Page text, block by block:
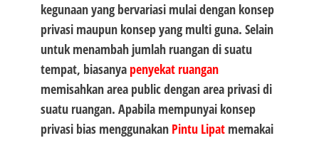
kegunaan yang bervariasi mulai dengan konsep
privasi maupun konsep yang multi guna. Selain
untuk menambah jumlah ruangan di suatu
tempat, biasanya penyekat ruangan
memisahkan area public dengan area privasi di
suatu ruangan. Apabila mempunyai konsep
privasi bias menggunakan Pintu Lipatmemakai